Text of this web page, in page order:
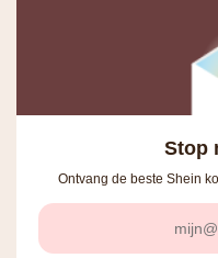
Stop
Ontvang de beste Shein